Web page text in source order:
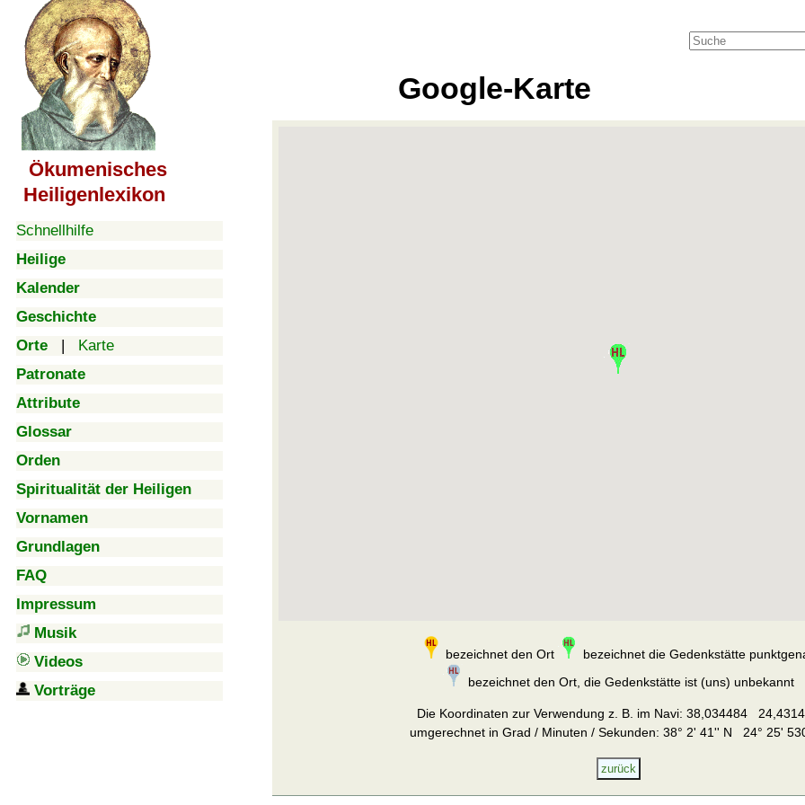
Ökumenisches
Heiligenlexikon
Schnellhilfe
Heilige
Kalender
Geschichte
Orte | Karte
Patronate
Attribute
Glossar
Orden
Spiritualität der Heiligen
Vornamen
Grundlagen
FAQ
Impressum
Musik
Videos
Vorträge
Google-Karte
bezeichnet den Ort
bezeichnet die Gedenkstätte
bezeichnet den Ort, die Gedenkstätte ist (uns) unbekannt
Die Koordinaten zur Verwendung z. B. im Navi: 38,034484
umgerechnet in Grad / Minuten / Sekunden: 38° 2' 41'' N 24° 25'